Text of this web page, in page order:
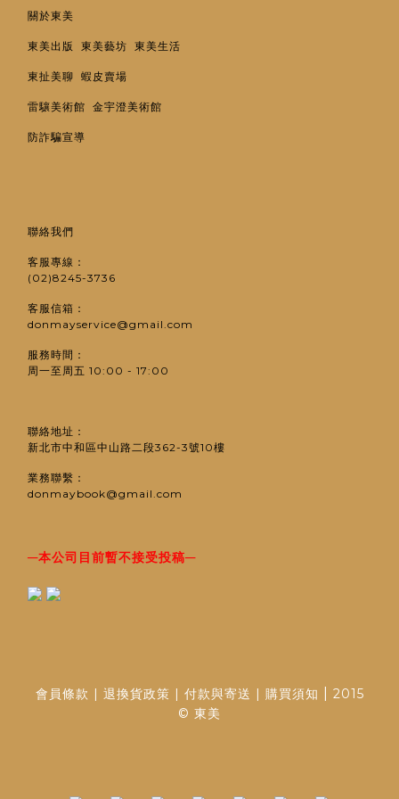
關於東美
東美出版 東美藝坊 東美生活
東扯美聊 蝦皮賣場
雷驤美術館 金宇澄美術館
防詐騙宣導
聯絡我們
客服專線：
(02)8245-3736
客服信箱：
donmayservice@gmail.com
服務時間：
周一至周五 10:00 - 17:00
聯絡地址：
新北市中和區中山路二段362-3號10樓
業務聯繫：
donmaybook@gmail.com
─本公司目前暫不接受投稿─
會員條款 退換貨政策 付款與寄送 購買須知
2015
© 東美